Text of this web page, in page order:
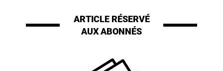
ARTICLE RÉSERVÉ
AUX ABONNÉS